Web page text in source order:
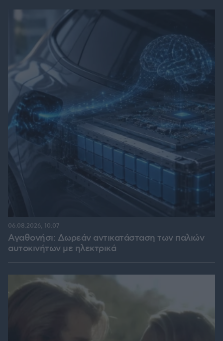
Αγαθονήσι: Δωρεάν αντικατάσταση των παλιών
αυτοκινήτων με ηλεκτρικά
06.08.2026, 10:07